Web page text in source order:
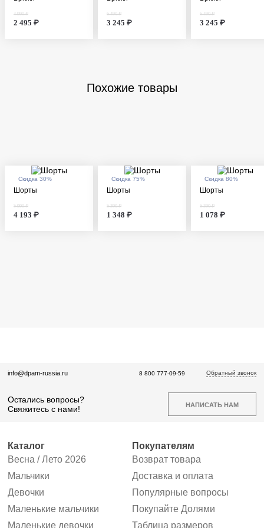
4 990 ₽
2 495 ₽
6 490 ₽
3 245 ₽
6 490 ₽
3 245 ₽
Похожие товары
Скидка 30%
Шорты
5 990 ₽
4 193 ₽
Скидка 75%
Шорты
5 390 ₽
1 348 ₽
Скидка 80%
Шорты
5 390 ₽
1 078 ₽
info@dpam-russia.ru
Остались вопросы?
Свяжитесь с нами!
НАПИСАТЬ НАМ
8 800 777-09-59 Обратный звонок
Каталог
Весна / Лето 2026
Мальчики
Девочки
Маленькие мальчики
Маленькие девочки
Покупателям
Возврат товара
Доставка и оплата
Популярные вопросы
Покупайте Долями
Таблица размеров